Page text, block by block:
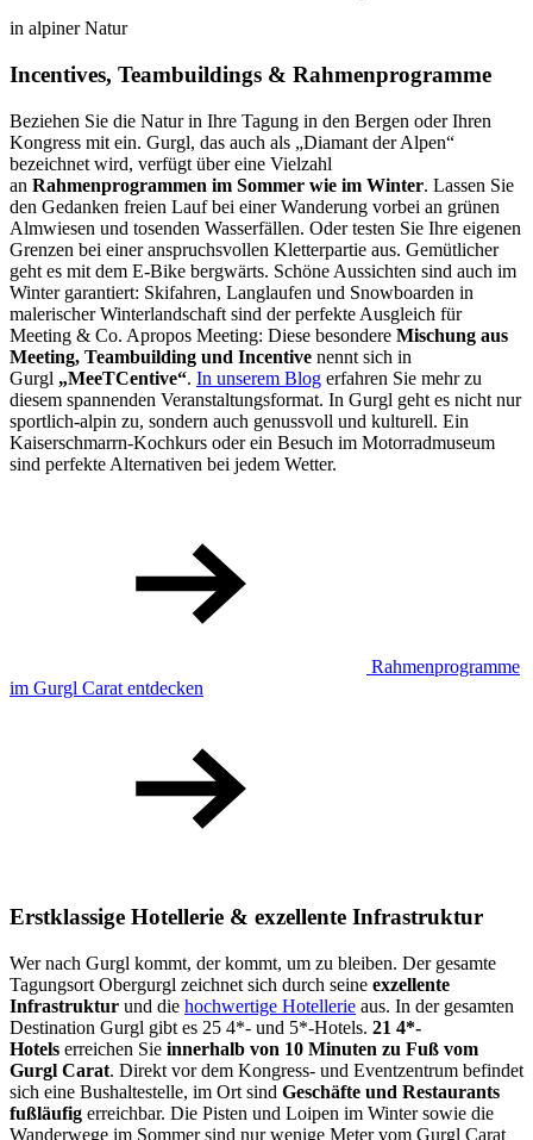
in alpiner Natur
Incentives, Teambuildings & Rahmen­programme
Beziehen Sie die Natur in Ihre Tagung in den Bergen oder Ihren
Kongress mit ein. Gurgl, das auch als „Diamant der Alpen“
bezeichnet wird, verfügt über eine Vielzahl
an Rahmenprogrammen im Sommer wie im Winter. Lassen Sie
den Gedanken freien Lauf bei einer Wanderung vorbei an grünen
Almwiesen und tosenden Wasserfällen. Oder testen Sie Ihre eigenen
Grenzen bei einer anspruchsvollen Kletterpartie aus. Gemütlicher
geht es mit dem E-Bike bergwärts. Schöne Aussichten sind auch im
Winter garantiert: Skifahren, Langlaufen und Snowboarden in
malerischer Winterlandschaft sind der perfekte Ausgleich für
Meeting & Co. Apropos Meeting: Diese besondere Mischung aus
Meeting, Teambuilding und Incentive nennt sich in
Gurgl „MeeTCentive“. In unserem Blog erfahren Sie mehr zu
diesem spannenden Veranstaltungsformat. In Gurgl geht es nicht nur
sportlich-alpin zu, sondern auch genussvoll und kulturell. Ein
Kaiserschmarrn-Kochkurs oder ein Besuch im Motorradmuseum
sind perfekte Alternativen bei jedem Wetter.
Rahmenprogramme
im Gurgl Carat entdecken
Erstklassige Hotellerie & exzellente Infrastruktur
Wer nach Gurgl kommt, der kommt, um zu bleiben. Der gesamte
Tagungsort Obergurgl zeichnet sich durch seine exzellente
Infrastruktur und die hochwertige Hotellerie aus. In der gesamten
Destination Gurgl gibt es 25 4*- und 5*-Hotels. 21 4*-
Hotels erreichen Sie innerhalb von 10 Minuten zu Fuß vom
Gurgl Carat. Direkt vor dem Kongress- und Eventzentrum befindet
sich eine Bushaltestelle, im Ort sind Geschäfte und Restaurants
fußläufig erreichbar. Die Pisten und Loipen im Winter sowie die
Wanderwege im Sommer sind nur wenige Meter vom Gurgl Carat